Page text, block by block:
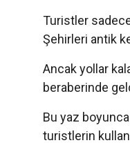
Turistler
Şehirleri antik
Ancak yollar
beraberinde
Bu yaz
turistlerin